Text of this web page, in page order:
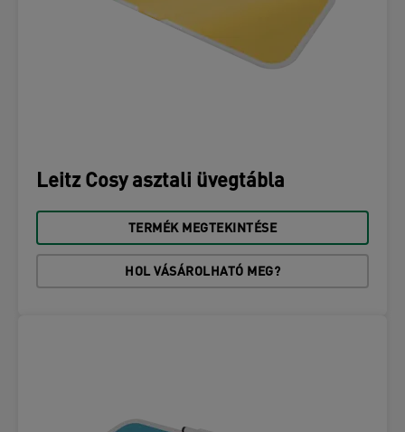
Leitz Cosy asztali üvegtábla
TERMÉK MEGTEKINTÉSE
HOL VÁSÁROLHATÓ MEG?